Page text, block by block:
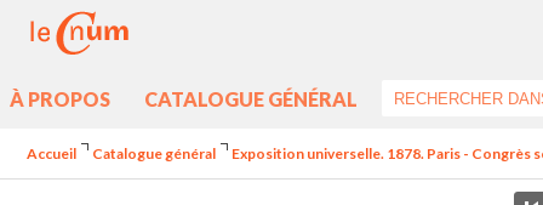
À PROPOS CATALOGUE GÉNÉRAL
Accueil Catalogue général Exposition universelle. 1878. Paris -